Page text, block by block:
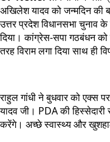
अखिलेश यादव को जन्मदिन की
उत्तर प्रदेश विधानसभा चुनाव
दिया। कांग्रेस-सपा गठबंधन
तरह विराम लगा दिया साथ ही
राहुल गांधी ने बुधवार को एक्स
यादव जी। PDA की
करेंगे। अच्छे स्वास्थ्य और